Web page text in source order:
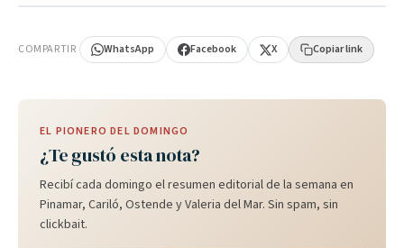
COMPARTIR WhatsApp Facebook X Copiar link
EL PIONERO DEL DOMINGO
¿Te gustó esta nota?
Recibí cada domingo el resumen editorial de la semana en
Pinamar, Cariló, Ostende y Valeria del Mar. Sin spam, sin
clickbait.